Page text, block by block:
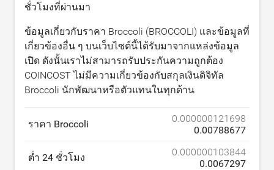
ชั่วโมงที่ผ่านมา
ข้อมูลเกี่ยวกับราคา Broccoli (BROCCOLI) และข้อมูลที่
เกี่ยวข้องอื่น ๆ บนเว็บไซต์นี้ได้รับมาจากแหล่งข้อมูล
เปิด ดังนั้นเราไม่สามารถรับประกันความถูกต้อง
COINCOST ไม่มีความเกี่ยวข้องกับสกุลเงินดิจิทัล
Broccoli นักพัฒนาหรือตัวแทนในทุกด้าน
ราคา Broccoli
0.000000121698
0.00788677
ต่ำ 24 ชั่วโมง
0.000000103844
0.0067297